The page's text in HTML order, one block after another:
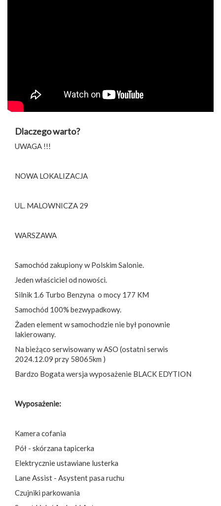
Dlaczego warto?
UWAGA !!!
NOWA LOKALIZACJA
UL. MALOWNICZA 29
WARSZAWA
Samochód zakupiony w Polskim Salonie.
Jeden właściciel od nowości.
Silnik 1.6 Turbo Benzyna o mocy 177 KM
Samochód 100% bezwypadkowy.
Żaden element w samochodzie nie był ponownie
lakierowany.
Na bieżąco serwisowany w ASO (ostatni serwis
2024.12.09 przy 58065km )
Bardzo Bogata wersja wyposażenie BLACK EDYTION
Wyposażenie:
Kamera cofania
Pół - skórzana tapicerka
Elektrycznie ustawiane lusterka
Lane Assist - Asystent pasa ruchu
Czujniki parkowania